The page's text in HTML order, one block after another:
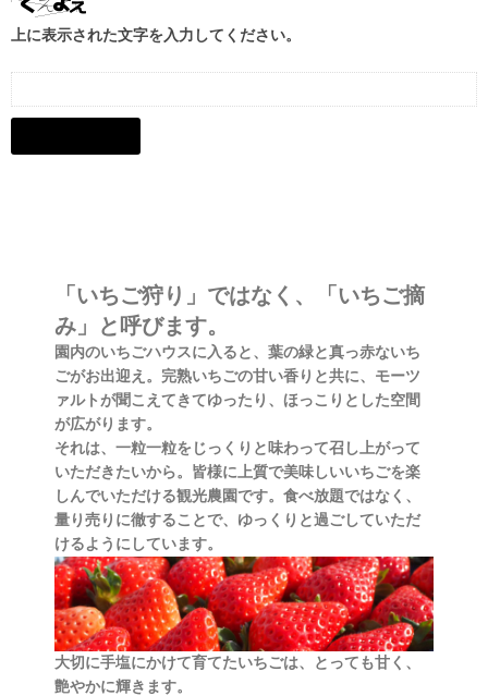
上に表示された文字を入力してください。
「いちご狩り」ではなく、
「いちご摘
み」と呼びます。
園内のいちごハウスに入ると、葉の緑と真っ赤ないち
ごがお出迎え。完熟いちごの甘い香りと共に、モーツ
ァルトが聞こえてきてゆったり、ほっこりとした空間
が広がります。
それは、一粒一粒をじっくりと味わって召し上がって
いただきたいから。皆様に上質で美味しいいちごを楽
しんでいただける観光農園です。食べ放題ではなく、
量り売りに徹することで、ゆっくりと過ごしていただ
けるようにしています。
大切に手塩にかけて育てたいちごは、とっても甘く、
艶やかに輝きます。